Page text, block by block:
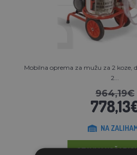
Mobilna oprema za mužu za 2 koze,
2...
964,19€
NA
STAVI U